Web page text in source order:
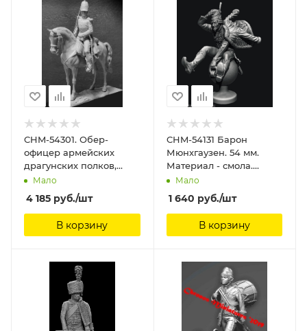
CHM-54301. Обер-
офицер армейских
драгунских полков,
Россия 1812-14 гг. 54 мм.
Материал - смола.
Chronos Miniatures, 54
мм
Мало
4 185 руб./шт
В корзину
CHM-54131 Барон
Мюнхгаузен. 54 мм.
Материал - смола.
Chronos Miniatures,
Мало
1 640 руб./шт
В корзину